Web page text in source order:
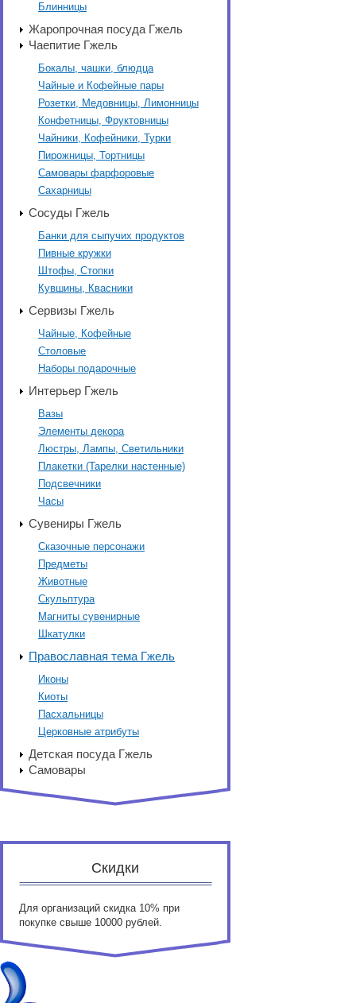
Блинницы
Жаропрочная посуда Гжель
Чаепитие Гжель
Бокалы, чашки, блюдца
Чайные и Кофейные пары
Розетки, Медовницы, Лимонницы
Конфетницы, Фруктовницы
Чайники, Кофейники, Турки
Пирожницы, Тортницы
Самовары фарфоровые
Сахарницы
Сосуды Гжель
Банки для сыпучих продуктов
Пивные кружки
Штофы, Стопки
Кувшины, Квасники
Сервизы Гжель
Чайные, Кофейные
Столовые
Наборы подарочные
Интерьер Гжель
Вазы
Элементы декора
Люстры, Лампы, Светильники
Плакетки (Тарелки настенные)
Подсвечники
Часы
Сувениры Гжель
Сказочные персонажи
Предметы
Животные
Скульптура
Магниты сувенирные
Шкатулки
Православная тема Гжель
Иконы
Киоты
Пасхальницы
Церковные атрибуты
Детская посуда Гжель
Самовары
Скидки
Для организаций скидка 10% при
покупке свыше 10000 рублей.